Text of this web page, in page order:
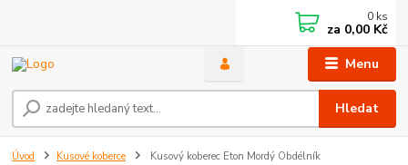
Menu
Hledat
0 ks
za 0,00 Kč
Úvod Kusové koberce Kusový koberec Eton Mordý Obdélník